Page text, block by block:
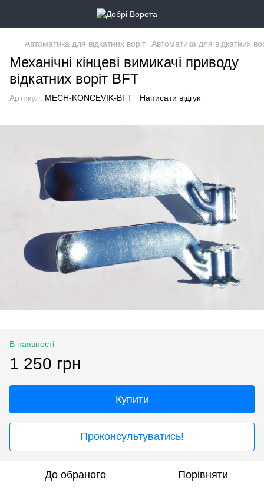
Автоматика для відкатних воріт Автоматика для відкатних
Механічні кінцеві вимикачі приводу
відкатних воріт BFT
Артикул: MECH-KONCEVIK-BFT Написати відгук
В наявності
1 250 грн
Купити
Проконсультуватись!
До обраного Порівняти